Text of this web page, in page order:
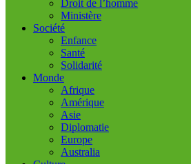
Droit de l’homme
Ministère
Société
Enfance
Santé
Solidarité
Monde
Afrique
Amérique
Asie
Diplomatie
Europe
Australia